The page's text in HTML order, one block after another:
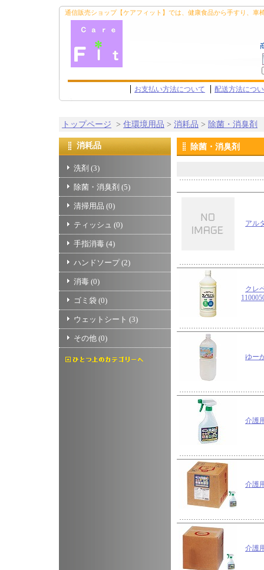
通信販売ショップ【ケアフィット】では、健康食品から手すり、
お支払い方法について 配送方法につ
トップページ > 住環境用品 > 消耗品 > 除菌・消臭剤
消耗品
洗剤 (3)
除菌・消臭剤 (5)
清掃用品 (0)
ティッシュ (0)
手指消毒 (4)
ハンドソープ(2)
消毒 (0)
ゴミ袋 (0)
ウェットシート (3)
その他 (0)
除菌・消臭剤
アル
クレ
ゆー
介護
介護
介護